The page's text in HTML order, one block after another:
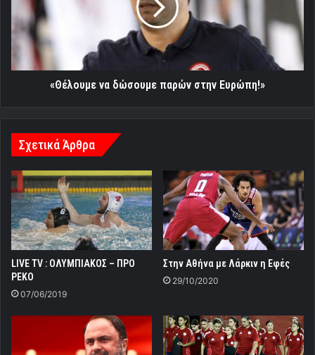
στην
Ευρώπη!»
«Θέλουμε να δώσουμε παρών στην Ευρώπη!»
Σχετικά Άρθρα
LIVE TV : ΟΛΥΜΠΙΑΚΟΣ – ΠΡΟ
ΡΕΚΟ
07/06/2019
Στην Αθήνα με Λάρκιν η Εφές
29/10/2020